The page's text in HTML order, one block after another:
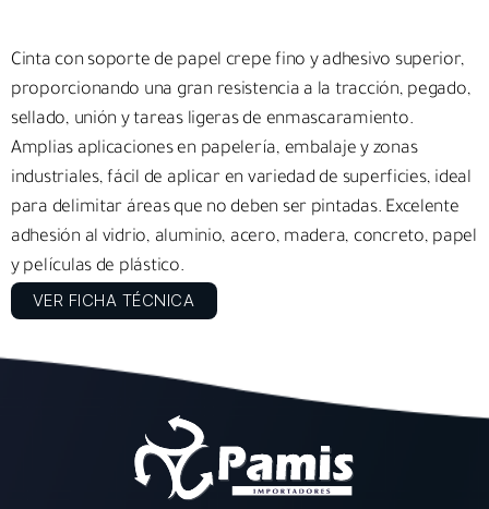
Cinta con soporte de papel crepe fino y adhesivo superior,
proporcionando una gran resistencia a la tracción, pegado,
sellado, unión y tareas ligeras de enmascaramiento.
Amplias aplicaciones en papelería, embalaje y zonas
industriales, fácil de aplicar en variedad de superficies, ideal
para delimitar áreas que no deben ser pintadas. Excelente
adhesión al vidrio, aluminio, acero, madera, concreto, papel
y películas de plástico.
VER FICHA TÉCNICA